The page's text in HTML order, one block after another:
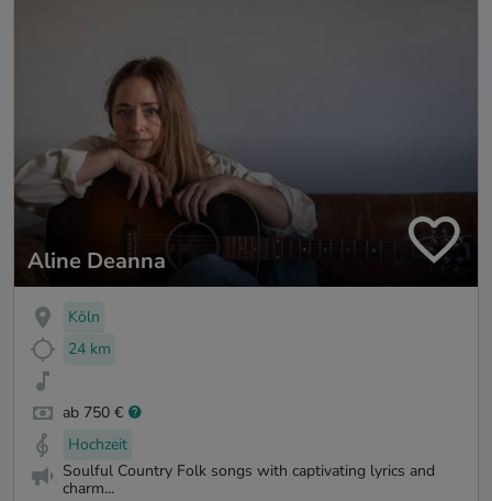
Aline Deanna
Köln
24 km
ab 750 €
Hochzeit
Soulful Country Folk songs with captivating lyrics and
charm...